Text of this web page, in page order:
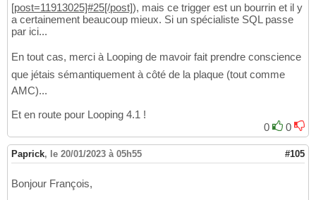
[post=11913025]#25[/post]), mais ce trigger est un bourrin et il y
a certainement beaucoup mieux. Si un spécialiste SQL passe
par ici...
En tout cas, merci à Looping de mavoir fait prendre conscience
que jétais sémantiquement à côté de la plaque (tout comme
AMC)...
Et en route pour Looping 4.1 !
0
0
Paprick, le 20/01/2023 à 05h55 #105
Bonjour François,